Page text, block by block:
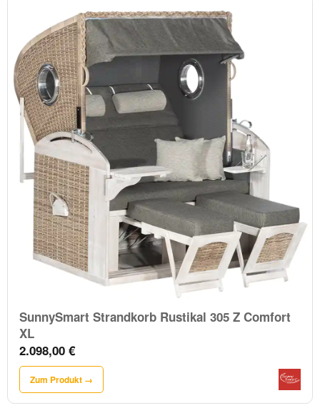
SunnySmart Strandkorb Rustikal 305 Z Comfort
XL
2.098,00 €
Zum Produkt →